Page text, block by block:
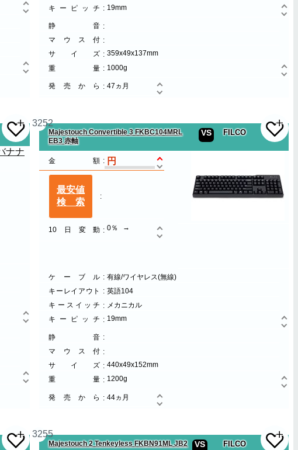
キーピッチ
19mm
静音
マウス付
サイズ
359x49x137mm
重量
1000g
発売から 47ヵ月
3252
Majestouch Convertible 3 FKBC104MRL
EB3 赤軸
VS FILCO
金額
最安値
検索
10日変動 0％
ケーブル
有線/ワイヤレス(無線)
キーレイアウト
英語104
キースイッチ
メカニカル
キーピッチ
19mm
静音
マウス付
サイズ
440x49x152mm
重量
1200g
発売から 44ヵ月
3255
Majestouch 2 Tenkeyless FKBN91ML JB2 VS FILCO